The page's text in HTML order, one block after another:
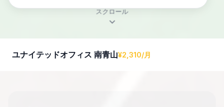
スクロール
ユナイテッドオフィス 南青山¥2,310/月